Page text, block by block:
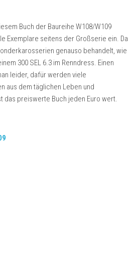
Buch der Baureihe W108/W109
Exemplare seitens der Großserie ein. Da
genauso behandelt, wie
300 SEL 6.3 im Renndress. Einen
leider, dafür werden viele
aus dem täglichen Leben und
das preiswerte Buch jeden Euro wert.